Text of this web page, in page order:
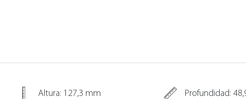
Altura: 127,3 mm Profundidad: